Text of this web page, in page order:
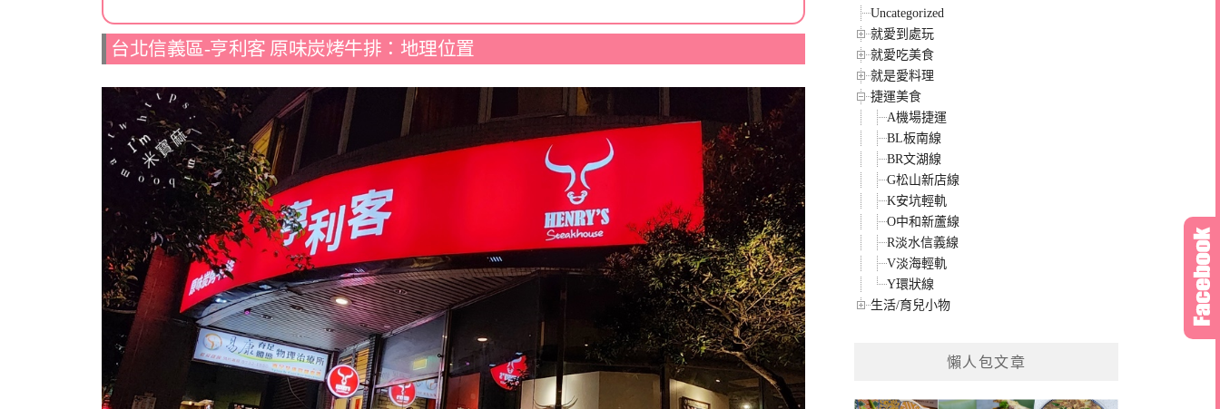
台北信義區-亨利客 原味炭烤牛排：地理位置
Uncategorized
就愛到處玩
就愛吃美食
就是愛料理
捷運美食
A機場捷運
BL板南線
BR文湖線
G松山新店線
K安坑輕軌
O中和新蘆線
R淡水信義線
V淡海輕軌
Y環狀線
生活/育兒小物
懶人包文章